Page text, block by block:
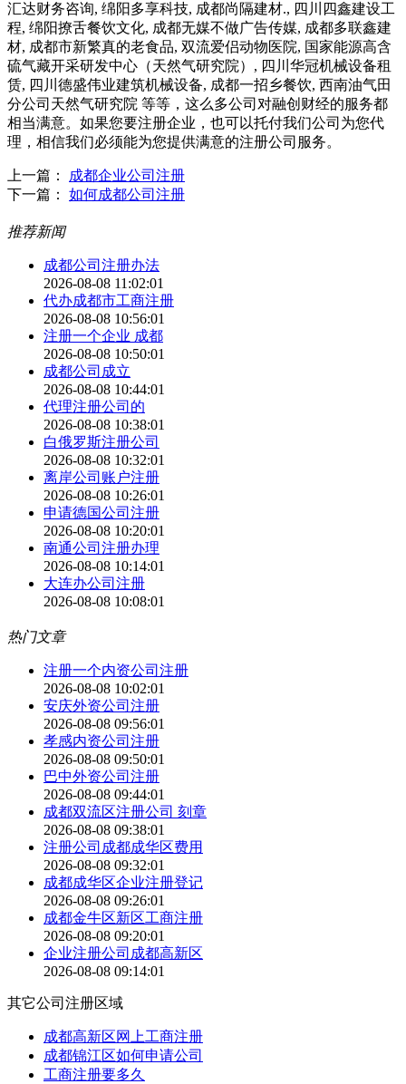
汇达财务咨询, 绵阳多享科技, 成都尚隔建材., 四川四鑫建设工
程, 绵阳撩舌餐饮文化, 成都无媒不做广告传媒, 成都多联鑫建
材, 成都市新繁真的老食品, 双流爱侣动物医院, 国家能源高含
硫气藏开采研发中心（天然气研究院）, 四川华冠机械设备租
赁, 四川德盛伟业建筑机械设备, 成都一招乡餐饮, 西南油气田
分公司天然气研究院 等等，这么多公司对融创财经的服务都
相当满意。如果您要注册企业，也可以托付我们公司为您代
理，相信我们必须能为您提供满意的注册公司服务。
上一篇：
成都企业公司注册
下一篇： 如何成都公司注册
推荐新闻
成都公司注册办法
2026-08-08 11:02:01
代办成都市工商注册
2026-08-08 10:56:01
注册一个企业 成都
2026-08-08 10:50:01
成都公司成立
2026-08-08 10:44:01
代理注册公司的
2026-08-08 10:38:01
白俄罗斯注册公司
2026-08-08 10:32:01
离岸公司账户注册
2026-08-08 10:26:01
申请德国公司注册
2026-08-08 10:20:01
南通公司注册办理
2026-08-08 10:14:01
大连办公司注册
2026-08-08 10:08:01
热门文章
注册一个内资公司注册
2026-08-08 10:02:01
安庆外资公司注册
2026-08-08 09:56:01
孝感内资公司注册
2026-08-08 09:50:01
巴中外资公司注册
2026-08-08 09:44:01
成都双流区注册公司 刻章
2026-08-08 09:38:01
注册公司成都成华区费用
2026-08-08 09:32:01
成都成华区企业注册登记
2026-08-08 09:26:01
成都金牛区新区工商注册
2026-08-08 09:20:01
企业注册公司成都高新区
2026-08-08 09:14:01
其它公司注册区域
成都高新区网上工商注册
成都锦江区如何申请公司
工商注册要多久